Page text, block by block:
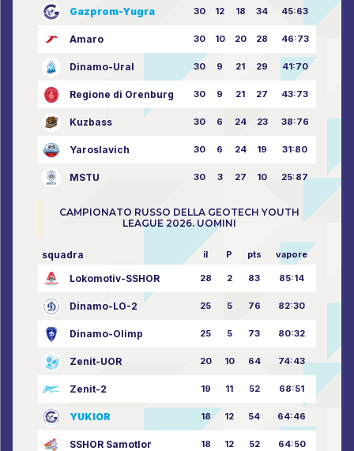
Gazprom-Yugra 30 12 18 34 45:63
Amaro 30 10 20 28 46:73
Dinamo-Ural 30 9 21 29 41:70
Regione di Orenburg 30 9 21 27 43:73
Kuzbass 30 6 24 23 38:76
Yaroslavich 30 6 24 19 31:80
MSTU 30 3 27 10 25:87
CAMPIONATO RUSSO DELLA GEOTECH YOUTH
LEAGUE 2026. UOMINI
squadra il P pts vapore
Lokomotiv-SSHOR 28 2 83 85:14
Dinamo-LO-2 25 5 76 82:30
Dinamo-Olimp 25 5 73 80:32
Zenit-UOR 20 10 64 74:43
Zenit-2 19 11 52 68:51
YUKIOR 18 12 54 64:46
SSHOR Samotlor 18 12 52 64:50